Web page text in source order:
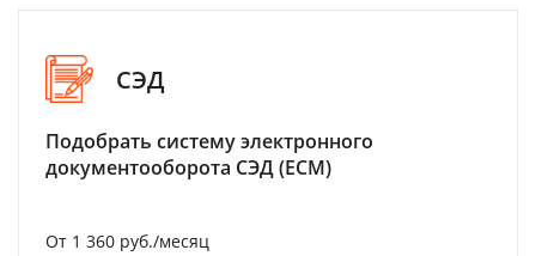
СЭД
Подобрать систему электронного
документооборота СЭД (ECM)
От 1 360 руб./месяц